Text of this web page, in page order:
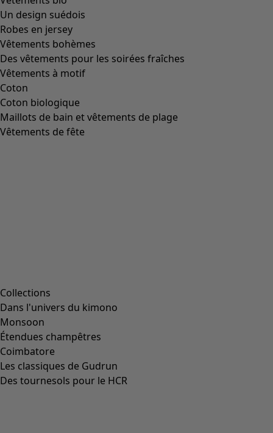
Un design suédois
Robes en jersey
Vêtements bohèmes
Des vêtements pour les soirées fraîches
Vêtements à motif
Coton
Coton biologique
Maillots de bain et vêtements de plage
Vêtements de fête
Collections
Dans l'univers du kimono
Monsoon
Étendues champêtres
Coimbatore
Les classiques de Gudrun
Des tournesols pour le HCR